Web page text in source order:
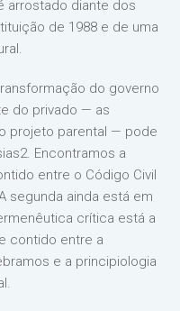
arrostado diante dos
de 1988 e de uma
do governo
do privado — as
projeto parental — pode
Encontramos a
entre o Código Civil
segunda ainda está em
crítica está a
contido entre a
e a principiologia